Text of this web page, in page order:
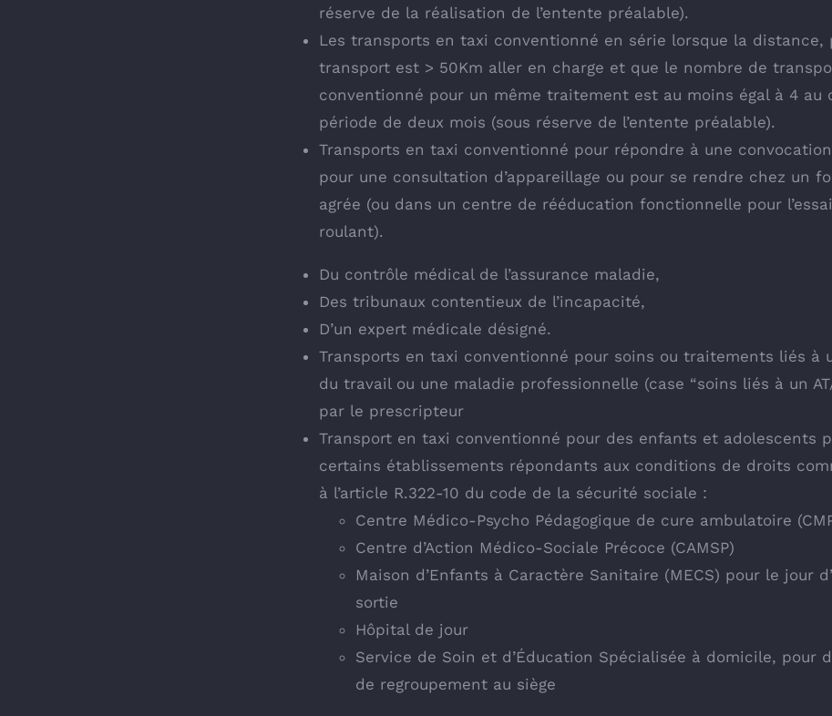
réserve de la réalisation de l’entente préalable).
Les transports en taxi conventionné en série lorsque la distance,
transport est > 50Km aller en charge et que le nombre de
conventionné pour un même traitement est au moins égal à 4 au
période de deux mois (sous réserve de l’entente préalable).
Transports en taxi conventionné pour répondre à une
pour une consultation d’appareillage ou pour se rendre chez un
agrée (ou dans un centre de rééducation fonctionnelle pour
roulant).
Du contrôle médical de l’assurance maladie,
Des tribunaux contentieux de l’incapacité,
D’un expert médicale désigné.
Transports en taxi conventionné pour soins ou traitements liés à
du travail ou une maladie professionnelle (case “soins liés à un
par le prescripteur
Transport en taxi conventionné pour des enfants et adolescents
certains établissements répondants aux conditions de droits
à l’article R.322-10 du code de la sécurité sociale :
Centre Médico-Psycho Pédagogique de cure ambulatoire
Centre d’Action Médico-Sociale Précoce (CAMSP)
Maison d’Enfants à Caractère Sanitaire (MECS) pour le jour
sortie
Hôpital de jour
Service de Soin et d’Éducation Spécialisée à domicile, pour
de regroupement au siège